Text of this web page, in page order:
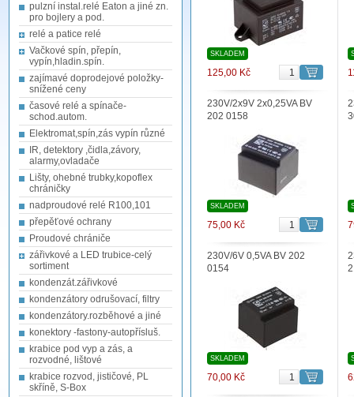
pulzní instal.relé Eaton a jiné zn.
pro bojlery a pod.
relé a patice relé
Vačkové spín, přepín,
vypín,hladin.spín.
zajímavé doprodejové položky-
snížené ceny
časové relé a spínače-
schod.autom.
Elektromat,spín,zás vypín různé
IR, detektory ,čidla,závory,
alarmy,ovladače
Lišty, ohebné trubky,kopoflex
chráničky
nadproudové relé R100,101
přepěťové ochrany
Proudové chrániče
zářivkové a LED trubice-celý
sortiment
kondenzát.zářivkové
kondenzátory odrušovací, filtry
kondenzátory.rozběhové a jiné
konektory -fastony-autopřísluš.
krabice pod vyp a zás, a
rozvodné, lištové
krabice rozvod, jističové, PL
skříně, S-Box
SKLADEM
125,00 Kč
230V/2x9V 2x0,25VA BV
202 0158
SKLADEM
75,00 Kč
230V/6V 0,5VA BV 202
0154
SKLADEM
70,00 Kč